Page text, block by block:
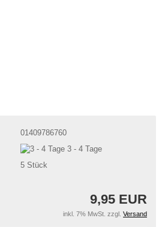
01409786760
3 - 4 Tage
5 Stück
9,95 EUR
inkl. 7% MwSt. zzgl. Versand